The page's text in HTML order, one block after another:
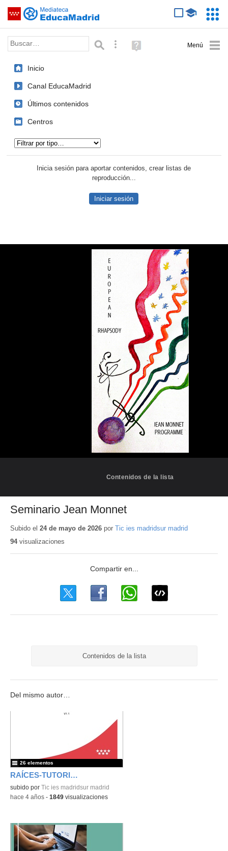
Saltar navegación
Palabra o frase: Búsqueda avanzada
Ayuda
(en
Inicio
Canal EducaMadrid
Últimos contenidos
Centros
Inicia sesión para aportar contenidos, crear listas de
reproducción...
Iniciar sesión
Contenidos de la lista
Seminario Jean Monnet
Subido el 24 de mayo de 2026 por Tic ies madridsur madrid
94visualizaciones
Contenidos de la lista
Del mismo autor…
RAÍCES-TUTORIALES Y TIPS
subido por Tic ies madridsur madrid
26 elementos
-hace 4 años - 1849 visualizaciones